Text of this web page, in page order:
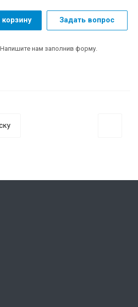
корзину Задать вопрос
нам заполнив форму.